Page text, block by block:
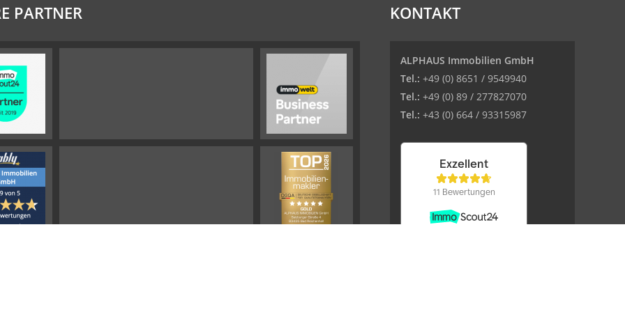
PARTNER KONTAKT
ALPHAUS Immobilien GmbH
Tel.: +49 (0) 8651 / 9549940
Tel.: +49 (0) 89 / 277827070
Tel.: +43 (0) 664 / 93315987